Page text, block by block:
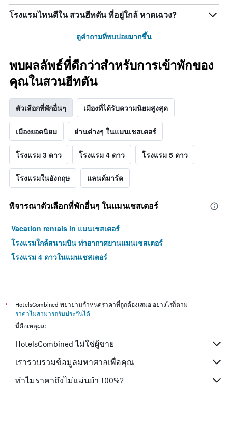
โรงแรมไหนดีใน สวนฮีทตัน ที่อยู่ใกล้ หาดเฉวง?
ดูคำถามที่พบบ่อยมากขึ้น
พบผลลัพธ์ที่ดีกว่าสำหรับการเข้าพักของ
คุณในสวนฮีทตัน
ตัวเลือกที่พักอื่นๆ เมืองที่ได้รับความนิยมสูงสุด
เมืองยอดนิยม ย่านต่างๆ ในแมนเชสเตอร์
โรงแรม 3 ดาว โรงแรม 4 ดาว โรงแรม 5 ดาว
โรงแรมในอังกฤษ แลนด์มาร์ค
พิจารณาตัวเลือกที่พักอื่นๆ ในแมนเชสเตอร์
Vacation rentals in แมนเชสเตอร์
โรงแรมใกล้สนามบิน ท่าอากาศยานแมนเชสเตอร์
โรงแรม 4 ดาวในแมนเชสเตอร์
*
HotelsCombined พยายามกำหนดราคาที่ถูกต้องเสมอ อย่างไรก็ตาม
ราคาไม่สามารถรับประกันได้
นี่คือเหตุผล:
HotelsCombined ไม่ใช่ผู้ขาย
เรารวบรวมข้อมูลมหาศาลเพื่อคุณ
ทำไมราคาถึงไม่แม่นยำ 100%?